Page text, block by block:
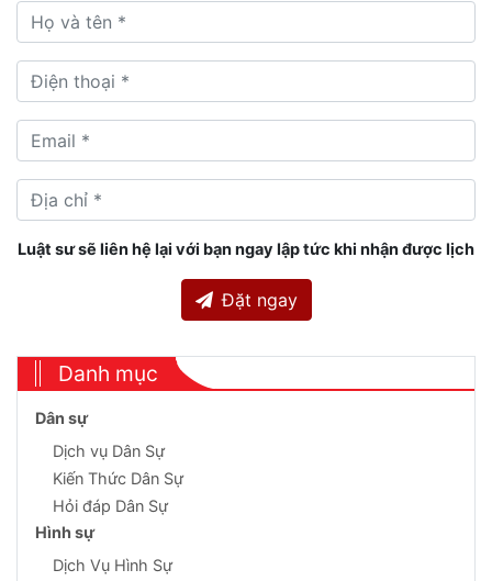
Luật sư sẽ liên hệ lại với bạn ngay lập tức khi nhận được lịch
Đặt ngay
Danh mục
Dân sự
Dịch vụ Dân Sự
Kiến Thức Dân Sự
Hỏi đáp Dân Sự
Hình sự
Dịch Vụ Hình Sự